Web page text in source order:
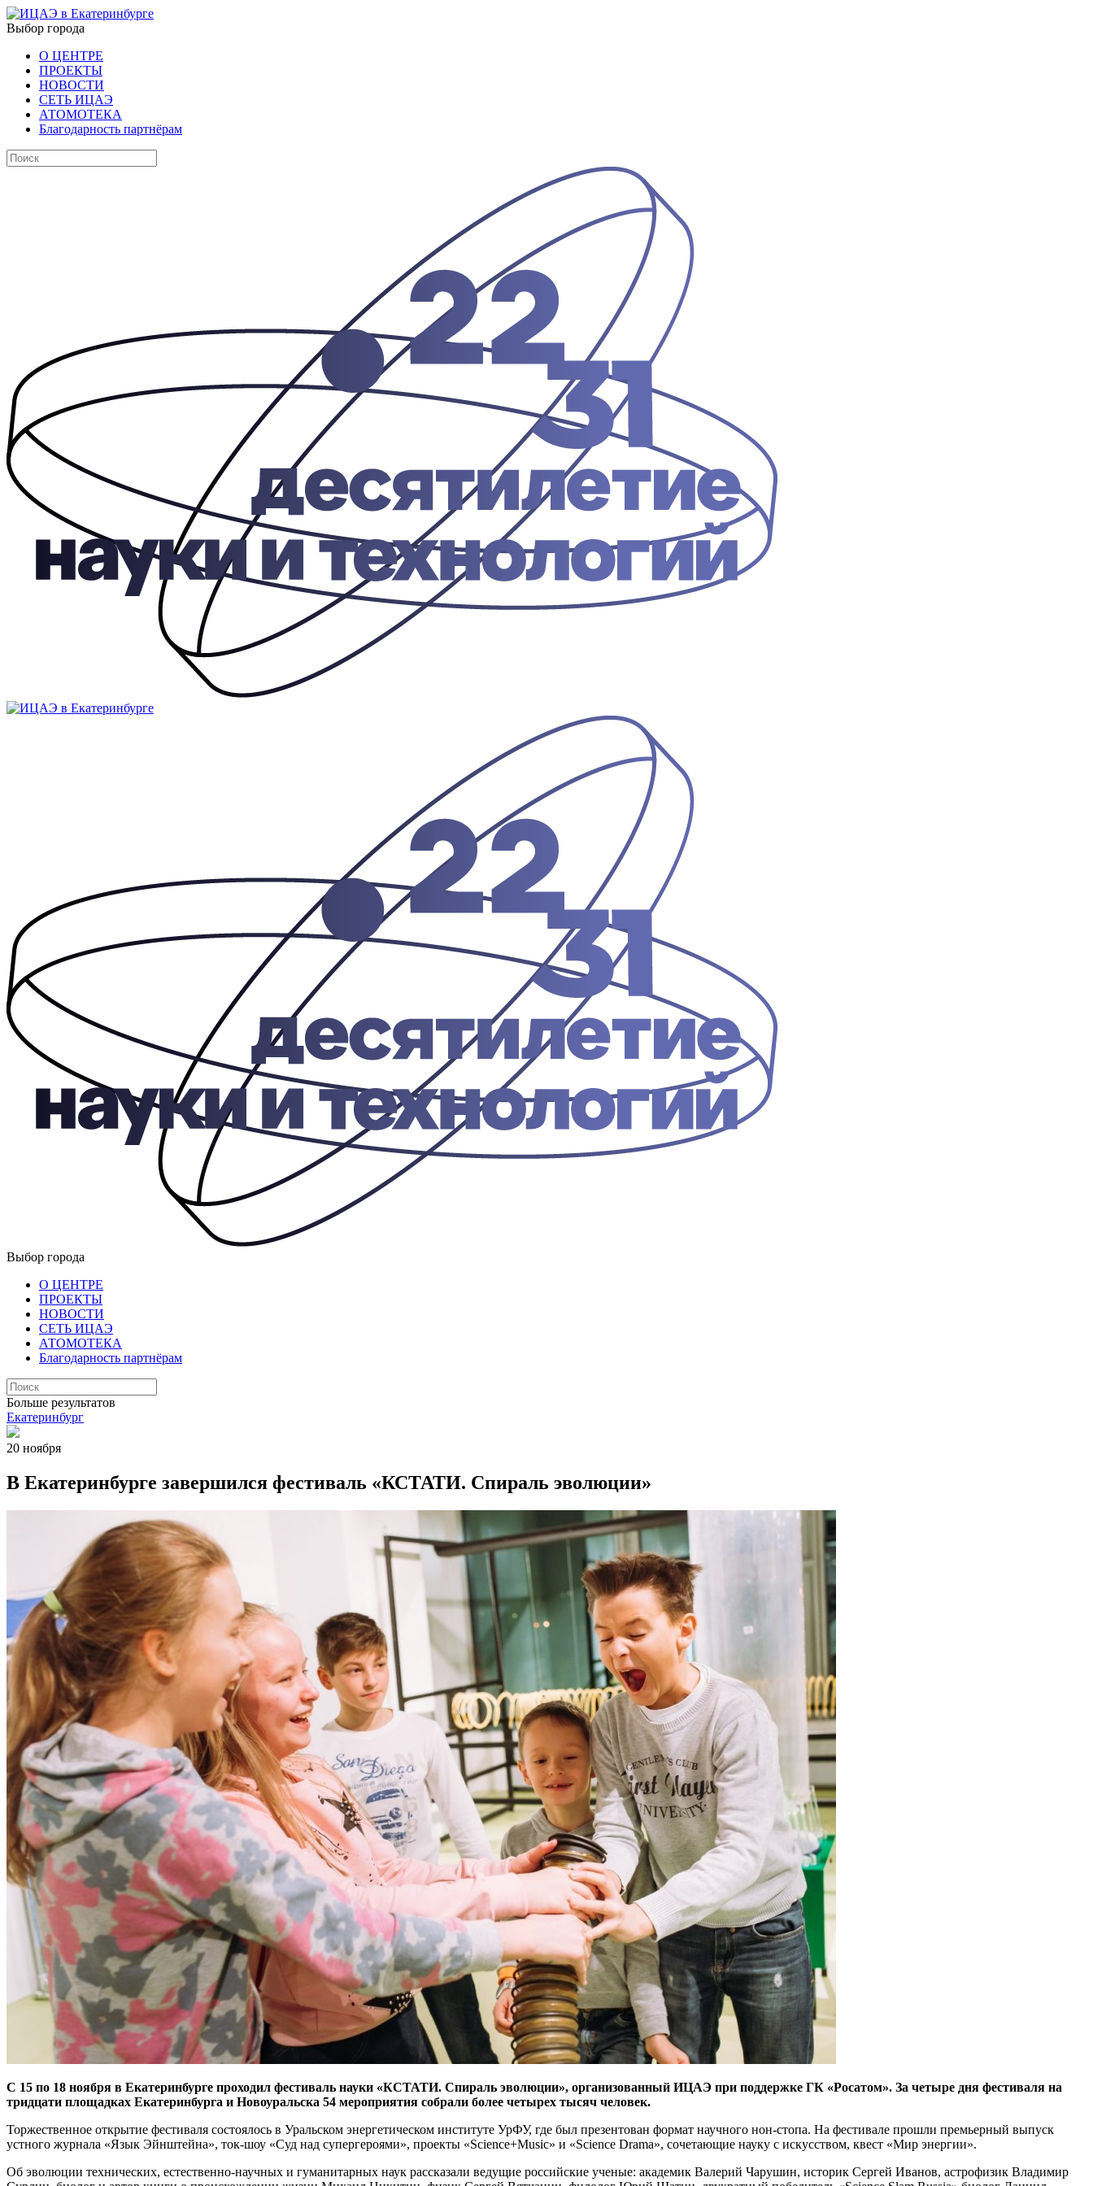
Выбор города
О ЦЕНТРЕ
ПРОЕКТЫ
НОВОСТИ
СЕТЬ ИЦАЭ
АТОМОТЕКА
Благодарность партнёрам
Выбор города
О ЦЕНТРЕ
ПРОЕКТЫ
НОВОСТИ
СЕТЬ ИЦАЭ
АТОМОТЕКА
Благодарность партнёрам
Больше результатов
Екатеринбург
20 ноября
В Екатеринбурге завершился фестиваль «КСТАТИ. Спираль эволюции»
С 15 по 18 ноября в Екатеринбурге проходил фестиваль науки «КСТАТИ. Спираль эволюции», организованный ИЦАЭ при поддержке ГК «Росатом». За четыре дня фестиваля на
тридцати площадках Екатеринбурга и Новоуральска 54 мероприятия собрали более четырех тысяч человек.
Торжественное открытие фестиваля состоялось в Уральском энергетическом институте УрФУ, где был презентован формат научного нон-стопа. На фестивале прошли премьерный выпуск
устного журнала «Язык Эйнштейна», ток-шоу «Суд над супергероями», проекты «Science+Music» и «Science Drama», сочетающие науку с искусством, квест «Мир энергии».
Об эволюции технических, естественно-научных и гуманитарных наук рассказали ведущие российские ученые: академик Валерий Чарушин, историк Сергей Иванов, астрофизик Владимир